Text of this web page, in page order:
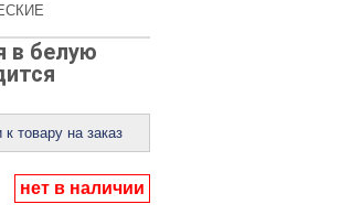
в белую
к товару на заказ
нет в наличии